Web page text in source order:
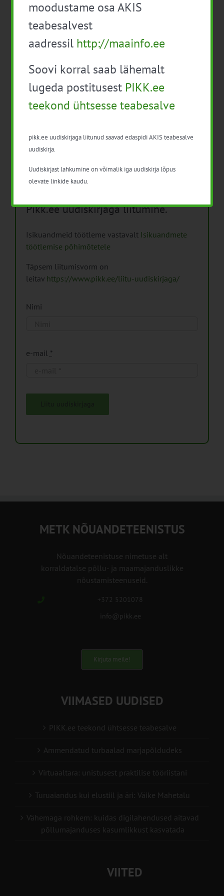
Isikukaitsevahendid ja ohutusnõuded
taimekaitsetöödel
Mida näitavad toiduohutuse seirearuanded
Arhiiv
Pikk.ee uudiskirjaga liitumine.
Isikuandmeid töötleme vastavalt Isikuandmete
töötlemise põhimõtetele
Täpsem liitumisvorm on
leitav https://www.pikk.ee/liitu-uudiskirjaga/
Nimi
e-mail *
METK NÕUANDETEENISTUS
Nõuandeteenistuse nimetuse alt
korraldatalse põllu- ja maamajanduslikke
nõustamisteenuseid.
+372 5201078
info@pikk.ee
Kirjuta meile!
VIIMASED UUDISED
PIKK.ee teekond ühtsesse teabesalve
Ammendatud turbaalad marjapõldudeks
Virtuaaltara: unistusest praktilise tööriistani
Turuaiandus kui elustiil ja äri: Väike Mahetalu
Vähemaga rohkem: kuidas digilahendused aitavad
põllumajanduses kasumlikkust kasvatada
VIITED
moodustame osa AKIS
teabesalvest
aadressil http://maainfo.ee
Soovi korral saab lähemalt
lugeda postitusest PIKK.ee
teekond ühtsesse teabesalve
pikk.ee uudiskirjaga liitunud saavad edaspidi AKIS teabesalve
uudiskirja.
Uudiskirjast lahkumine on võimalik iga uudiskirja lõpus
olevate linkide kaudu.